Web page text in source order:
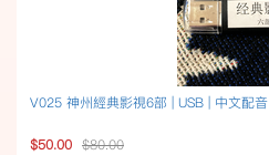
V025 神州經典影視6部 | USB | 中文配音
$50.00 $80.00